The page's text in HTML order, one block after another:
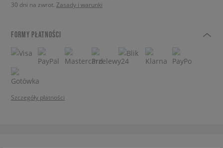
30 dni na zwrot. Zasady i warunki
FORMY PŁATNOŚCI
Szczegóły płatności